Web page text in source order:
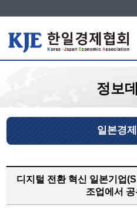
정보
일본경
디지털 전환 혁신 일본기업
조업에서